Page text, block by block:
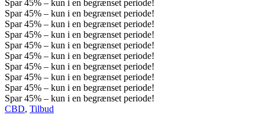
Spar45% – kun i en begrænset periode!
Spar45% – kun i en begrænset periode!
Spar45% – kun i en begrænset periode!
Spar45% – kun i en begrænset periode!
Spar45% – kun i en begrænset periode!
Spar45% – kun i en begrænset periode!
Spar45% – kun i en begrænset periode!
Spar45% – kun i en begrænset periode!
Spar45% – kun i en begrænset periode!
Spar45% – kun i en begrænset periode!
CBD, Tilbud